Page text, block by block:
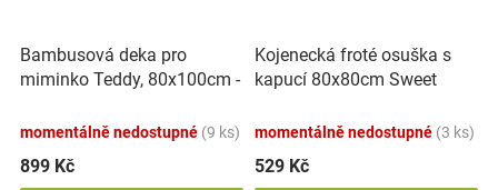
Bambusová deka pro
miminko Teddy, 80x100cm -
momentálně nedostupné (9 ks)
899 Kč
Kojenecká froté osuška s
kapucí 80x80cm Sweet
momentálně nedostupné (3 ks)
529 Kč